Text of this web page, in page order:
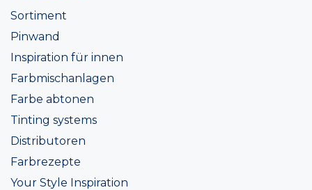
Sortiment
Pinwand
Inspiration für innen
Farbmischanlagen
Farbe abtonen
Tinting systems
Distributoren
Farbrezepte
Your Style Inspiration